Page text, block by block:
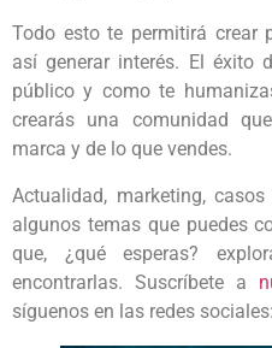
Todo esto te permitirá crear
así generar interés. El éxito
público y como te
crearás una comunidad
marca y de lo que vendes.
Actualidad, marketing,
algunos temas que puedes
que, ¿qué esperas?
encontrarlas. Suscríbete a
síguenos en las redes sociales: